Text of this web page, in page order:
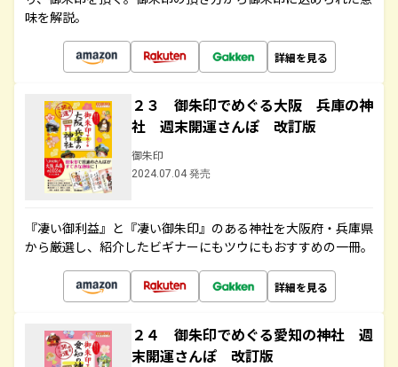
味を解説。
詳細を見る
２３ 御朱印でめぐる大阪 兵庫の神
社 週末開運さんぽ 改訂版
御朱印
2024.07.04 発売
『凄い御利益』と『凄い御朱印』のある神社を大阪府・兵庫県
から厳選し、紹介したビギナーにもツウにもおすすめの一冊。
詳細を見る
２４ 御朱印でめぐる愛知の神社 週
末開運さんぽ 改訂版